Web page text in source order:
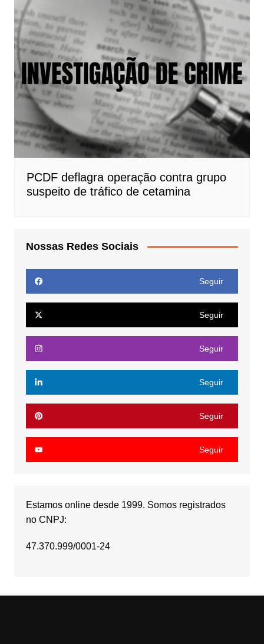
PCDF deflagra operação contra grupo
suspeito de tráfico de cetamina
Nossas Redes Sociais
Seguir
Seguir
Seguir
Seguir
Seguir
Seguir
Estamos online desde 1999. Somos registrados
no CNPJ:
47.370.999/0001-24